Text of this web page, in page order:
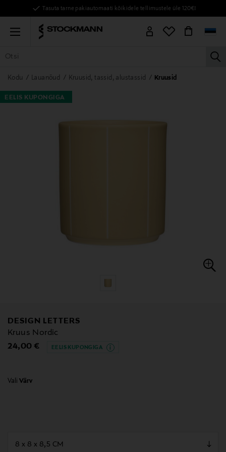
Tasuta tarne pakiautomaati kõikidele tellimustele üle 120€!
Menu
KÕIK TOOTED NAISED MEHED LAPSED KODU
Kodu Lauanõud Kruusid, tassid, alustassid Kruusid
EELIS KUPONGIGA
DESIGN LETTERS
Kruus Nordic
Original Price
24,00 € EELIS KUPONGIGA
Vali Värv